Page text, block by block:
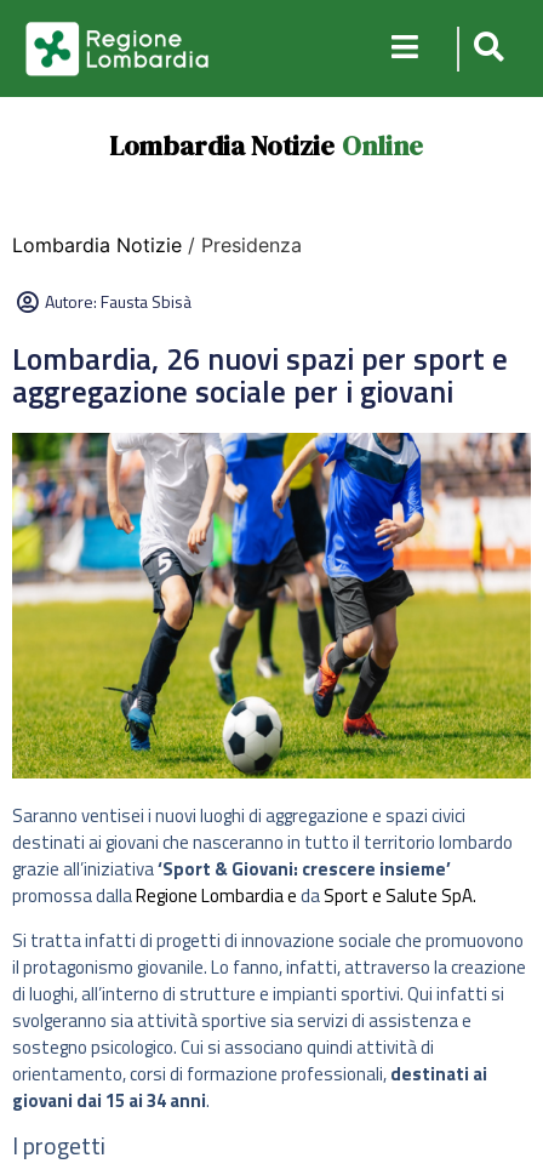
Lombardia Notizie Online
Lombardia Notizie / Presidenza
Autore:Fausta Sbisà
Lombardia, 26 nuovi spazi per sport e
aggregazione sociale per i giovani
Saranno ventisei i nuovi luoghi di aggregazione e spazi civici
destinati ai giovani che nasceranno in tutto il territorio lombardo
grazie all’iniziativa‘Sport & Giovani: crescere insieme’
promossa dallaRegione Lombardia edaSport e Salute SpA.
Si tratta infatti di progetti di innovazione sociale che promuovono
il protagonismo giovanile. Lo fanno, infatti, attraverso la creazione
di luoghi, all’interno di strutture e impianti sportivi. Qui infatti si
svolgeranno sia attività sportive sia servizi di assistenza e
sostegno psicologico. Cui si associano quindi attività di
orientamento, corsi di formazione professionali,destinati ai
giovani dai 15 ai 34 anni.
I progetti